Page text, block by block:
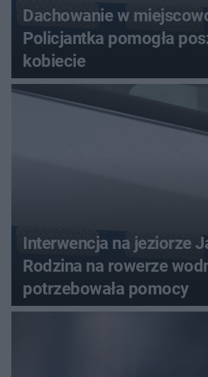
Dachowanie w
Policjantka pomogła
kobiecie
Interwencja na jeziorze
Rodzina na rowerze
potrzebowała pomocy